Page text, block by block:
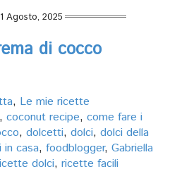
1 Agosto, 2025
di cocco
, Le mie ricette
, coconut recipe, come fare i
, dolcetti, dolci, dolci della
casa, foodblogger, Gabriella
dolci, ricette facili